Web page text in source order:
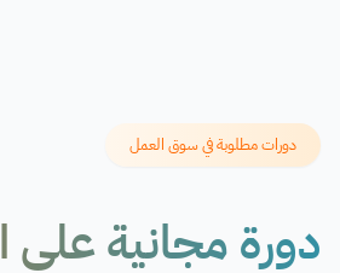
دورات مطلوبة في سوق العمل
دورة مجانية على